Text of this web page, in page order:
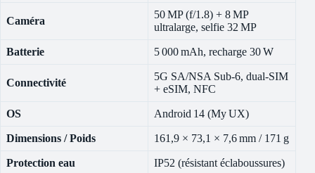
Caméra
50 MP (f/1.8) + 8 MP
ultralarge, selfie 32 MP
Batterie 5 000 mAh, recharge 30 W
Connectivité
5G SA/NSA Sub‑6, dual‑SIM
+ eSIM, NFC
OS Android 14 (My UX)
Dimensions / Poids 161,9 × 73,1 × 7,6 mm / 171 g
Protection eau IP52 (résistant éclaboussures)